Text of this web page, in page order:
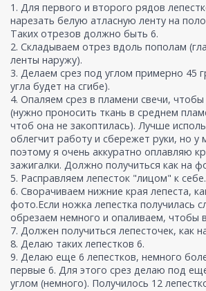
1. Для первого и второго рядов
нарезать белую атласную ленту на
Таких отрезов должно быть 6.
2. Складываем отрез вдоль пополам
ленты наружу).
3. Делаем срез под углом примерно 45
угла будет на сгибе).
4. Опаляем срез в пламени свечи, чтобы
(нужно проносить ткань в среднем
чтоб она не закоптилась). Лучше
облегчит работу и сбережет руки, но у
поэтому я очень аккуратно оплавляю
зажигалки. Должно получиться как на
5. Расправляем лепесток "лицом" к себе.
6. Сворачиваем нижние края лепеста,
фото.Если ножка лепестка получилась
обрезаем немного и опаливаем, чтобы
7. Должен получиться лепесточек, как
8. Делаю таких лепестков 6.
9. Делаю еще 6 лепестков, немного
первые 6. Для этого срез делаю под
углом (немного). Получилось 12